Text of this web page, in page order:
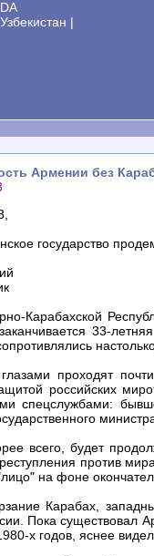
Узбекистан |
Армении без
государство
Карабахской
33-
проходят
российских
спецслужбами:
всего, будет
против
на фоне
Карабах,
Пока существовал
х годов, яснее